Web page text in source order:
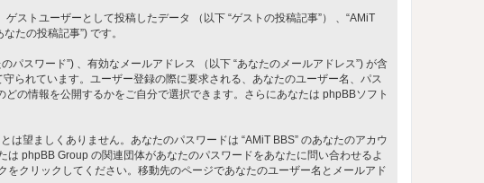
ストユーザーとして投稿したデータ （以下 “ゲストの投稿記事”） 、“AMiT
たの投稿記事”) です。
スワード”) 、有効なメールアドレス （以下 “あなたのメールアドレス”) が含
られています。ユーザー登録の際に要求される、あなたのユーザー名、パス
の情報を公開するかをご自分で選択できます。さらにあなたは phpBBソフト
望ましくありません。あなたのパスワードは “AMiT BBS” のあなたのアカウ
phpBB Group の関連団体があなたのパスワードをあなたに問い合わせるよ
クリックしてください。移動先のページであなたのユーザー名とメールアド